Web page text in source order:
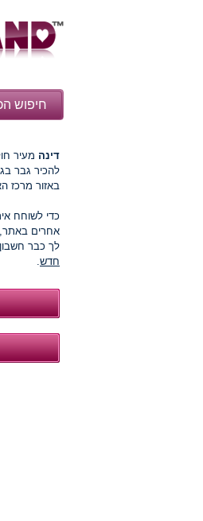
חיפוש
דינה מעיר
באזור מרכז
כדי לשוחח
אחרים
לך כבר
חדש.